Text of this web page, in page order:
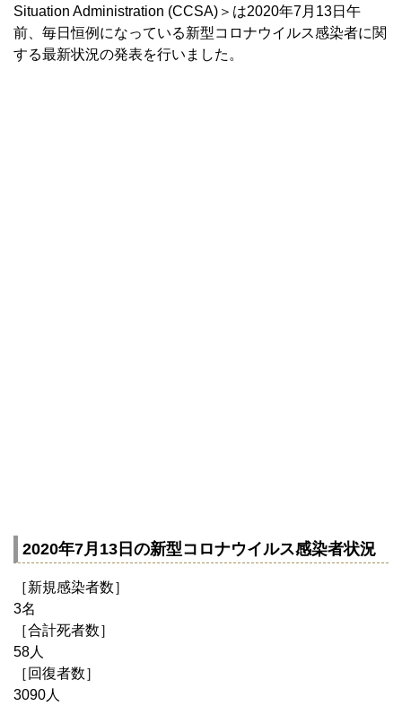
Situation Administration (CCSA)＞は2020年7月13日午
前、毎日恒例になっている新型コロナウイルス感染者に関
する最新状況の発表を行いました。
2020年7月13日の新型コロナウイルス感染者状況
［新規感染者数］
3名
［合計死者数］
58人
［回復者数］
3090人